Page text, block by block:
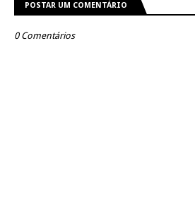
POSTAR UM COMENTÁRIO
0 Comentários